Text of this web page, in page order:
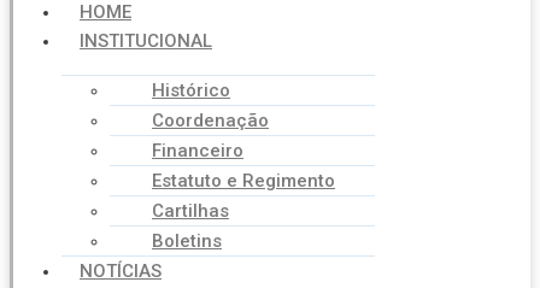
HOME
INSTITUCIONAL
Histórico
Coordenação
Financeiro
Estatuto e Regimento
Cartilhas
Boletins
NOTÍCIAS